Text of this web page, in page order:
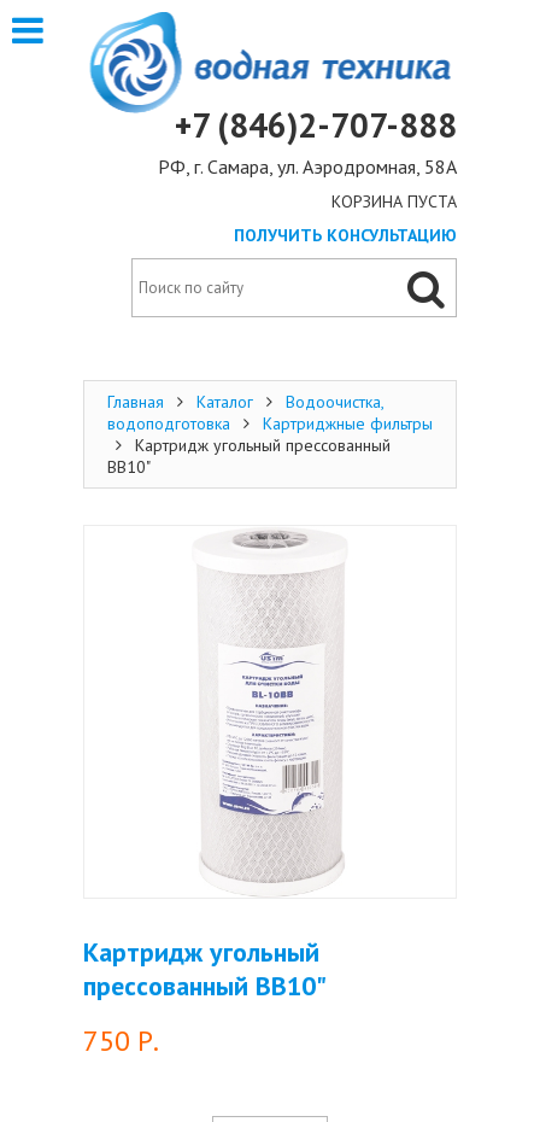
Главная Каталог
Водоочистка,
водоподготовка
Картриджные фильтры
Картридж угольный прессованный
BB10"
Картридж угольный
прессованный BB10"
750 Р.
+7 (846)2-707-888
РФ, г. Самара, ул. Аэродромная, 58А
КОРЗИНА ПУСТА
ПОЛУЧИТЬ КОНСУЛЬТАЦИЮ